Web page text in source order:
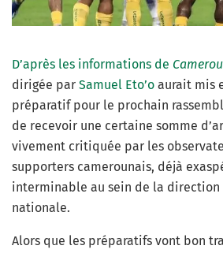
D’après les informations de
dirigée par Samuel Eto’o aurait mis
préparatif pour le prochain
de recevoir une certaine somme
vivement critiquée par les
supporters camerounais, déjà
interminable au sein de la direction
nationale.
Alors que les préparatifs vont bon